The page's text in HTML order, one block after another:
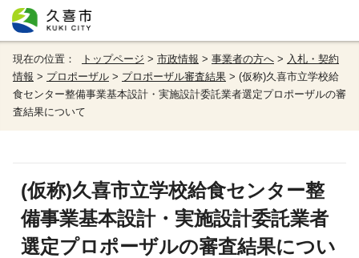
現在の位置： トップページ > 市政情報 > 事業者の方へ > 入札・契約
情報 > プロポーザル > プロポーザル審査結果 > (仮称)久喜市立学校給
食センター整備事業基本設計・実施設計委託業者選定プロポーザルの審
査結果について
(仮称)久喜市立学校給食センター整
備事業基本設計・実施設計委託業者
選定プロポーザルの審査結果につい